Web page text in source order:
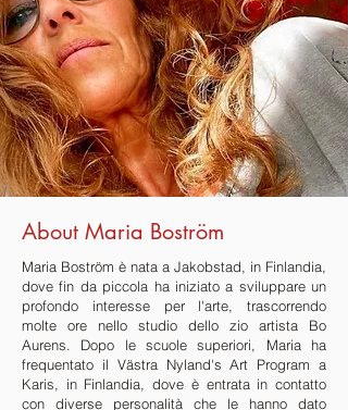
About Maria Boström
Maria Boström è nata a Jakobstad, in Finlandia,
dove fin da piccola ha iniziato a sviluppare un
profondo interesse per l'arte, trascorrendo
molte ore nello studio dello zio artista Bo
Aurens. Dopo le scuole superiori, Maria ha
frequentato il Västra Nyland's Art Program a
Karis, in Finlandia, dove è entrata in contatto
con diverse personalità che le hanno dato